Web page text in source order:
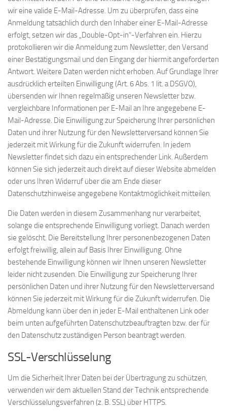
wir eine valide E-Mail-Adresse. Um zu überprüfen, dass eine
Anmeldung tatsächlich durch den Inhaber einer E-Mail-Adresse
erfolgt, setzen wir das „Double-Opt-in“-Verfahren ein. Hierzu
protokollieren wir die Anmeldung zum Newsletter, den Versand
einer Bestätigungsmail und den Eingang der hiermit angeforderten
Antwort. Weitere Daten werden nicht erhoben. Auf Grundlage Ihrer
ausdrücklich erteilten Einwilligung (Art. 6 Abs. 1 lit. a DSGVO),
übersenden wir Ihnen regelmäßig unseren Newsletter bzw.
vergleichbare Informationen per E-Mail an Ihre angegebene E-
Mail-Adresse. Die Einwilligung zur Speicherung Ihrer persönlichen
Daten und ihrer Nutzung für den Newsletterversand können Sie
jederzeit mit Wirkung für die Zukunft widerrufen. In jedem
Newsletter findet sich dazu ein entsprechender Link. Außerdem
können Sie sich jederzeit auch direkt auf dieser Website abmelden
oder uns Ihren Widerruf über die am Ende dieser
Datenschutzhinweise angegebene Kontaktmöglichkeit mitteilen.
Die Daten werden in diesem Zusammenhang nur verarbeitet,
solange die entsprechende Einwilligung vorliegt. Danach werden
sie gelöscht. Die Bereitstellung Ihrer personenbezogenen Daten
erfolgt freiwillig, allein auf Basis Ihrer Einwilligung. Ohne
bestehende Einwilligung können wir Ihnen unseren Newsletter
leider nicht zusenden. Die Einwilligung zur Speicherung Ihrer
persönlichen Daten und ihrer Nutzung für den Newsletterversand
können Sie jederzeit mit Wirkung für die Zukunft widerrufen. Die
Abmeldung kann über den in jeder E-Mail enthaltenen Link oder
beim unten aufgeführten Datenschutzbeauftragten bzw. der für
den Datenschutz zuständigen Person beantragt werden.
SSL-Verschlüsselung
Um die Sicherheit Ihrer Daten bei der Übertragung zu schützen,
verwenden wir dem aktuellen Stand der Technik entsprechende
Verschlüsselungsverfahren (z. B. SSL) über HTTPS.